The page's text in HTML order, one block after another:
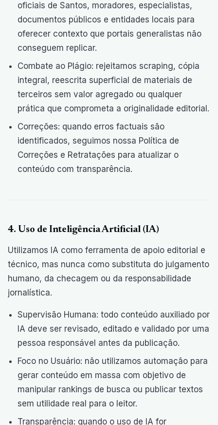
oficiais de Santos, moradores, especialistas,
documentos públicos e entidades locais para
oferecer contexto que portais generalistas não
conseguem replicar.
Combate ao Plágio: rejeitamos scraping, cópia
integral, reescrita superficial de materiais de
terceiros sem valor agregado ou qualquer
prática que comprometa a originalidade editorial.
Correções: quando erros factuais são
identificados, seguimos nossa Política de
Correções e Retratações para atualizar o
conteúdo com transparência.
4. Uso de Inteligência Artificial (IA)
Utilizamos IA como ferramenta de apoio editorial e
técnico, mas nunca como substituta do julgamento
humano, da checagem ou da responsabilidade
jornalística.
Supervisão Humana: todo conteúdo auxiliado por
IA deve ser revisado, editado e validado por uma
pessoa responsável antes da publicação.
Foco no Usuário: não utilizamos automação para
gerar conteúdo em massa com objetivo de
manipular rankings de busca ou publicar textos
sem utilidade real para o leitor.
Transparência: quando o uso de IA for